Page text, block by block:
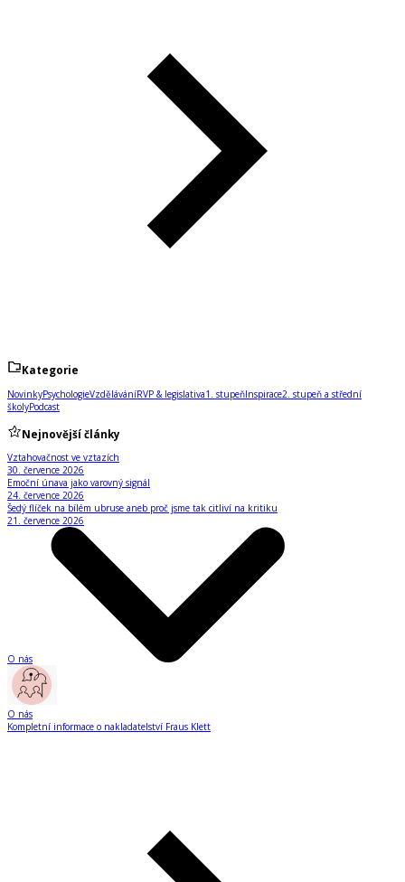
Kategorie
NovinkyPsychologieVzděláváníRVP & legislativa1. stupeňInspirace2. stupeň a střední
školyPodcast
Nejnovější články
Vztahovačnost ve vztazích
30. července 2026
Emoční únava jako varovný signál
24. července 2026
Šedý flíček na bílém ubruse aneb proč jsme tak citliví na kritiku
21. července 2026
O nás
O nás
Kompletní informace o nakladatelství Fraus Klett